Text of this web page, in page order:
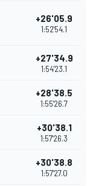
+26'05.9
1:52'54.1
+27'34.9
1:54'23.1
+28'38.5
1:55'26.7
+30'38.1
1:57'26.3
+30'38.8
1:57'27.0